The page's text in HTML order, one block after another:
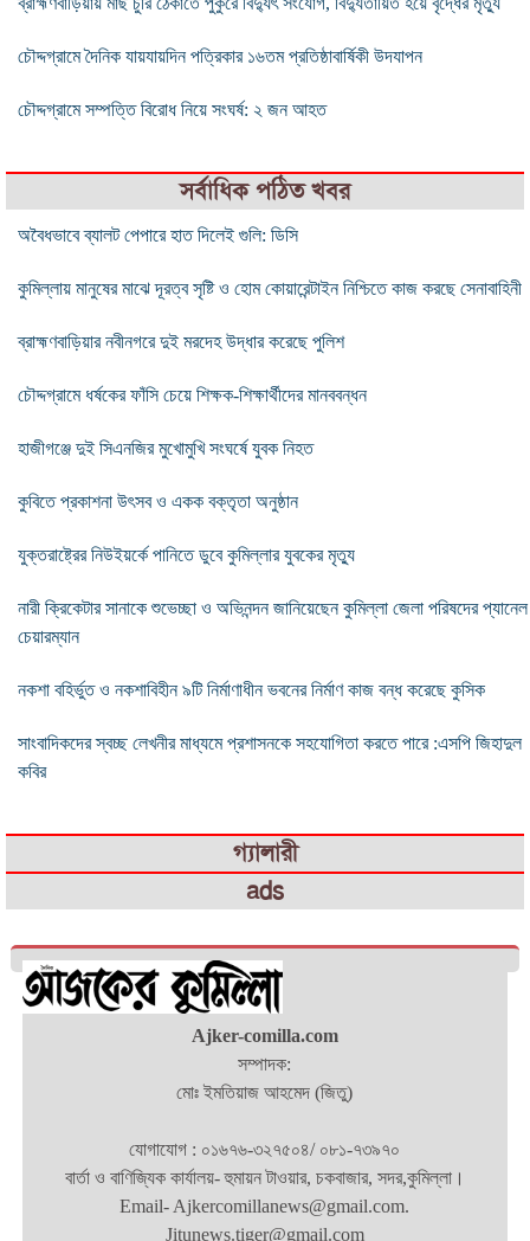
চৌদ্দগ্রামে দৈনিক যায়যায়দিন পত্রিকার ১৬তম প্রতিষ্ঠাবার্ষিকী উদযাপন
চৌদ্দগ্রামে সম্পত্তি বিরোধ নিয়ে সংঘর্ষ: ২ জন আহত
সর্বাধিক পঠিত খবর
অবৈধভাবে ব্যালট পেপারে হাত দিলেই গুলি: ডিসি
কুমিল্লায় মানুষের মাঝে দূরত্ব সৃষ্টি ও হোম কোয়ারেন্টাইন নিশ্চিতে কাজ করছে সেনাবাহিনী
ব্রাহ্মণবাড়িয়ার নবীনগরে দুই মরদেহ উদ্ধার করেছে পুলিশ
চৌদ্দগ্রামে ধর্ষকের ফাঁসি চেয়ে শিক্ষক-শিক্ষার্থীদের মানববন্ধন
হাজীগঞ্জে দুই সিএনজির মুখোমুখি সংঘর্ষে যুবক নিহত
কুবিতে প্রকাশনা উৎসব ও একক বক্তৃতা অনুষ্ঠান
যুক্তরাষ্ট্রের নিউইয়র্কে পানিতে ডুবে কুমিল্লার যুবকের মৃত্যু
নারী ক্রিকেটার সানাকে শুভেচ্ছা ও অভিনন্দন জানিয়েছেন কুমিল্লা জেলা পরিষদের প্যানেল
চেয়ারম্যান
নকশা বহির্ভুত ও নকশাবিহীন ৯টি নির্মাণাধীন ভবনের নির্মাণ কাজ বন্ধ করেছে কুসিক
সাংবাদিকদের স্বচ্ছ লেখনীর মাধ্যমে প্রশাসনকে সহযোগিতা করতে পারে :এসপি জিহাদুল
কবির
গ্যালারী
ads
Ajker-comilla.com
সম্পাদক:
মোঃ ইমতিয়াজ আহমেদ (জিতু)
যোগাযোগ : ০১৬৭৬-৩২৭৫০৪/ ০৮১-৭৩৯৭০
বার্তা ও বাণিজ্যিক কার্যালয়- হুমায়ন টাওয়ার, চকবাজার, সদর,কুমিল্লা।
Email- Ajkercomillanews@gmail.com.
Jitunews.tiger@gmail.com